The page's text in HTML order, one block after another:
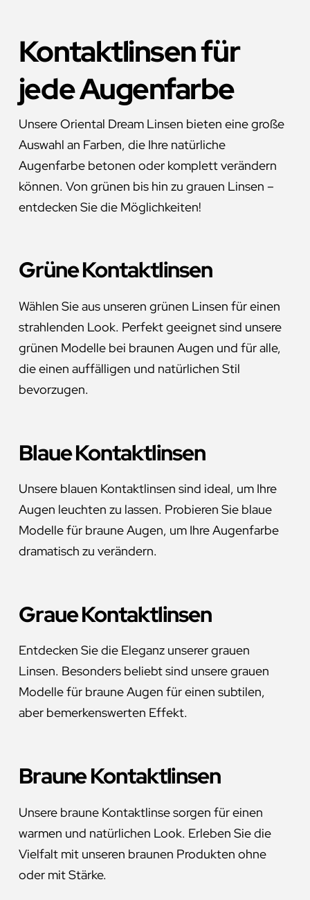
Kontaktlinsen für
jede Augenfarbe
Unsere Oriental Dream Linsen bieten eine große
Auswahl an Farben, die Ihre natürliche
Augenfarbe betonen oder komplett verändern
können. Von grünen bis hin zu grauen Linsen –
entdecken Sie die Möglichkeiten!
Grüne Kontaktlinsen
Wählen Sie aus unseren grünen Linsen für einen
strahlenden Look. Perfekt geeignet sind unsere
grünen Modelle bei braunen Augen und für alle,
die einen auffälligen und natürlichen Stil
bevorzugen.
Blaue Kontaktlinsen
Unsere blauen Kontaktlinsen sind ideal, um Ihre
Augen leuchten zu lassen. Probieren Sie blaue
Modelle für braune Augen, um Ihre Augenfarbe
dramatisch zu verändern.
Graue Kontaktlinsen
Entdecken Sie die Eleganz unserer grauen
Linsen. Besonders beliebt sind unsere grauen
Modelle für braune Augen für einen subtilen,
aber bemerkenswerten Effekt.
Braune Kontaktlinsen
Unsere braune Kontaktlinse sorgen für einen
warmen und natürlichen Look. Erleben Sie die
Vielfalt mit unseren braunen Produkten ohne
oder mit Stärke.